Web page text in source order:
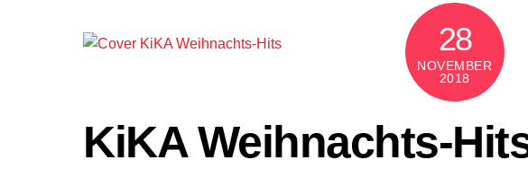
28
NOVEMBER
2018
KiKA Weihnachts-